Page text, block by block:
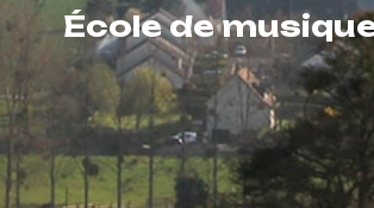
École de